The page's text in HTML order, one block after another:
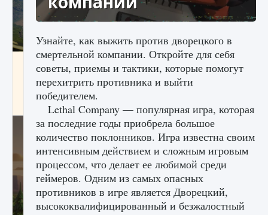
Как исправить ошибку Palworld «Идет
сохранение мира — Невозможно начать
сохранение данных мира»
9 августа 2024
Узнайте, как выжить против дворецкого в
смертельной компании. Откройте для себя
советы, приемы и тактики, которые помогут
перехитрить противника и выйти
победителем.
Lethal Company — популярная игра, которая
за последние годы приобрела большое
количество поклонников. Игра известна своим
интенсивным действием и сложным игровым
процессом, что делает ее любимой среди
геймеров. Одним из самых опасных
противников в игре является Дворецкий,
высококвалифицированный и безжалостный